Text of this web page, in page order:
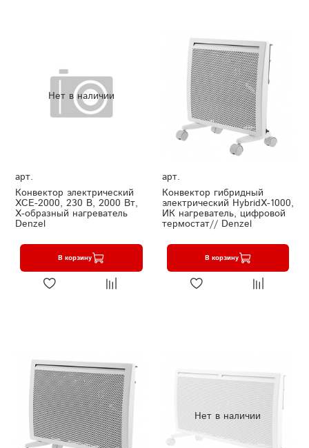
Нет в наличии
арт.
Конвектор электрический
XCE-2000, 230 В, 2000 Вт,
X-образный нагреватель
Denzel
В корзину
арт.
Конвектор гибридный
электрический HybridX-1000,
ИК нагреватель, цифровой
термостат// Denzel
В корзину
Нет в наличии